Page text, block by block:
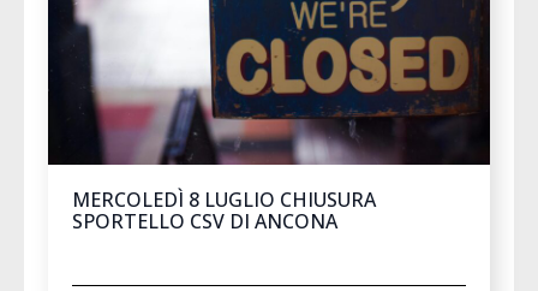
MERCOLEDÌ 8 LUGLIO CHIUSURA
SPORTELLO CSV DI ANCONA